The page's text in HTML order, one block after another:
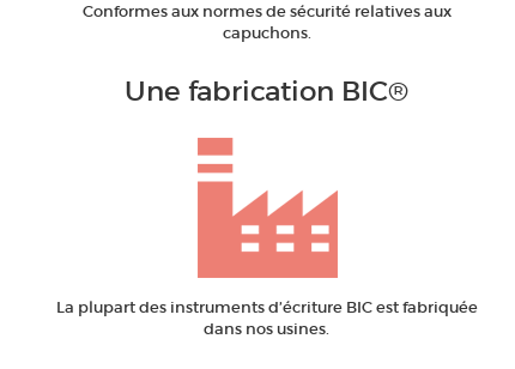
Conformes aux normes de sécurité relatives aux
capuchons.
Une fabrication BIC®
La plupart des instruments d’écriture BIC est fabriquée
dans nos usines.